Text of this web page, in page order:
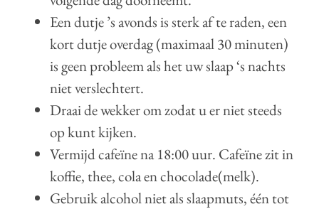
Een dutje ’s avonds is sterk af te raden, een
kort dutje overdag (maximaal 30 minuten)
is geen probleem als het uw slaap ‘s nachts
niet verslechtert.
Draai de wekker om zodat u er niet steeds
op kunt kijken.
Vermijd cafeïne na 18:00 uur. Cafeïne zit in
koffie, thee, cola en chocolade(melk).
Gebruik alcohol niet als slaapmuts, één tot